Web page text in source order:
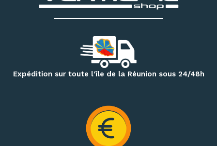
descendeurs, systèmes d’assurage, casques, sacs
techniques et accessoires. Notre magasin dispose
modèles de chaussons selon votre pratique et la forme de
votre pied.
Pour vos randonnées à Mafate, Cilaos, Salazie, au volcan ou
d’hydratation et produits de nutrition outdoor
Préparez également vos treks et nuits en pleine nature
avec notre matériel de bivouac :réchauds, cartouches de
Expédition sur toute l'île de la Réunion sous 24/48h